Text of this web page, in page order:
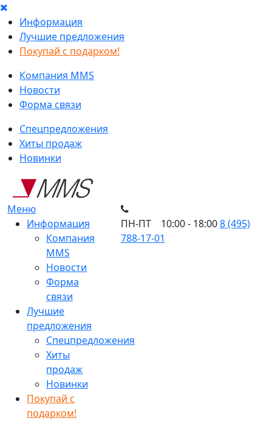
Информация
Лучшие предложения
Покупай с подарком!
Компания MMS
Новости
Форма связи
Спецпредложения
Хиты продаж
Новинки
Меню
Информация
Компания
MMS
Новости
Форма
связи
Лучшие
предложения
Спецпредложения
Хиты
продаж
Новинки
Покупай с
подарком!
ПН-ПТ 10:00 - 18:008 (495)
788-17-01